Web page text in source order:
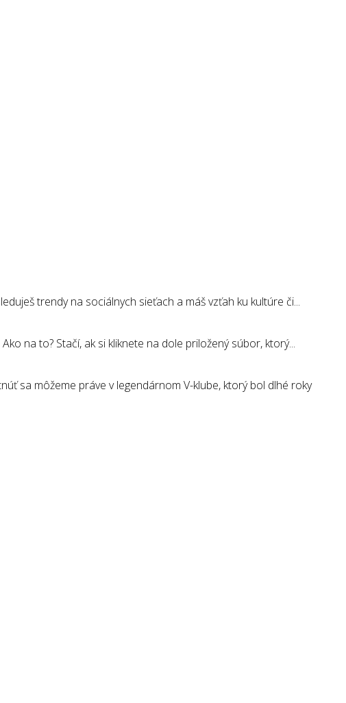
trendy na sociálnych sieťach a máš vzťah ku kultúre či...
na to? Stačí, ak si kliknete na dole priložený súbor, ktorý...
sa môžeme práve v legendárnom V-klube, ktorý bol dlhé roky